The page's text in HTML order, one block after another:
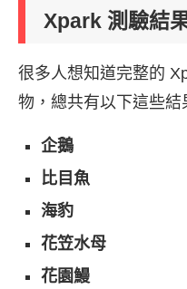
Xpark 測驗結
很多人想知道完整的
物，總共有以下這些結
企鵝
比目魚
海豹
花笠水母
花園鰻